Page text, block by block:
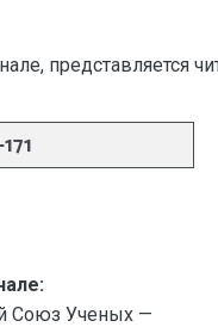
представляется
Союз Ученых —